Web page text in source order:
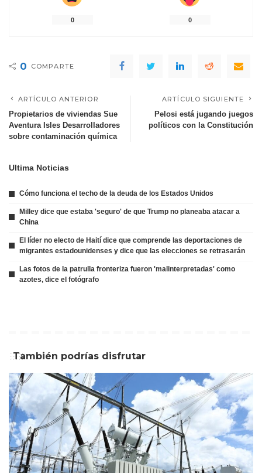
0 0
0 COMPARTE
ARTÍCULO ANTERIOR
Propietarios de viviendas Sue
Aventura Isles Desarrolladores
sobre contaminación química
ARTÍCULO SIGUIENTE
Pelosi está jugando juegos
políticos con la Constitución
Ultima Noticias
Cómo funciona el techo de la deuda de los Estados Unidos
Milley dice que estaba 'seguro' de que Trump no planeaba atacar a
China
El líder no electo de Haití dice que comprende las deportaciones de
migrantes estadounidenses y dice que las elecciones se retrasarán
Las fotos de la patrulla fronteriza fueron 'malinterpretadas' como
azotes, dice el fotógrafo
También podrías disfrutar